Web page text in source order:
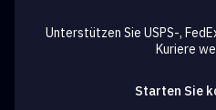
Unterstützen Sie USPS-,
Kuriere
Starten Sie